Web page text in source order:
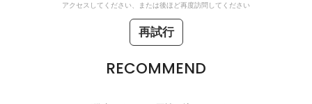
アクセスしてください、または後ほど再度訪問してください
再試行
RECOMMEND